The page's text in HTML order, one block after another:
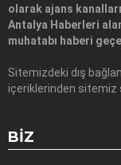
olarak ajans
Antalya Haberleri
muhatabı haberi
Sitemizdeki dış
içeriklerinden sitemiz
BIZ